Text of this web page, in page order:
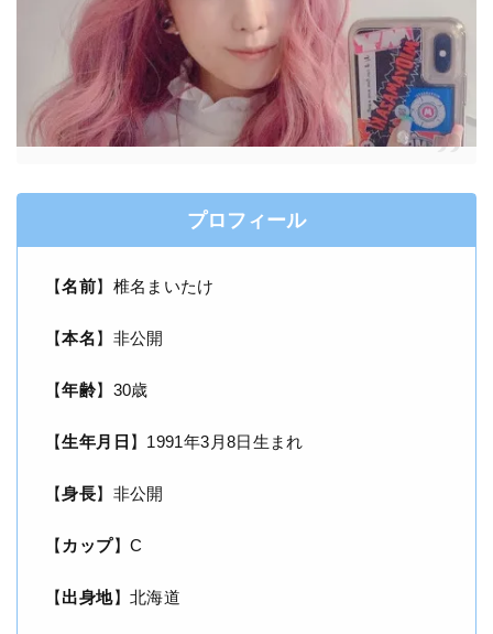
プロフィール
【名前】椎名まいたけ
【本名】非公開
【年齢】30歳
【生年月日 】1991年3月8日生まれ
【身長】非公開
【 カップ】C
【出身地】北海道